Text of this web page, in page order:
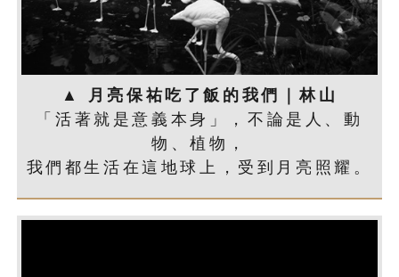
▲ 月亮保祐吃了飯的我們｜林山
「活著就是意義本身」，不論是人、動
物、植物，
我們都生活在這地球上，受到月亮照耀。